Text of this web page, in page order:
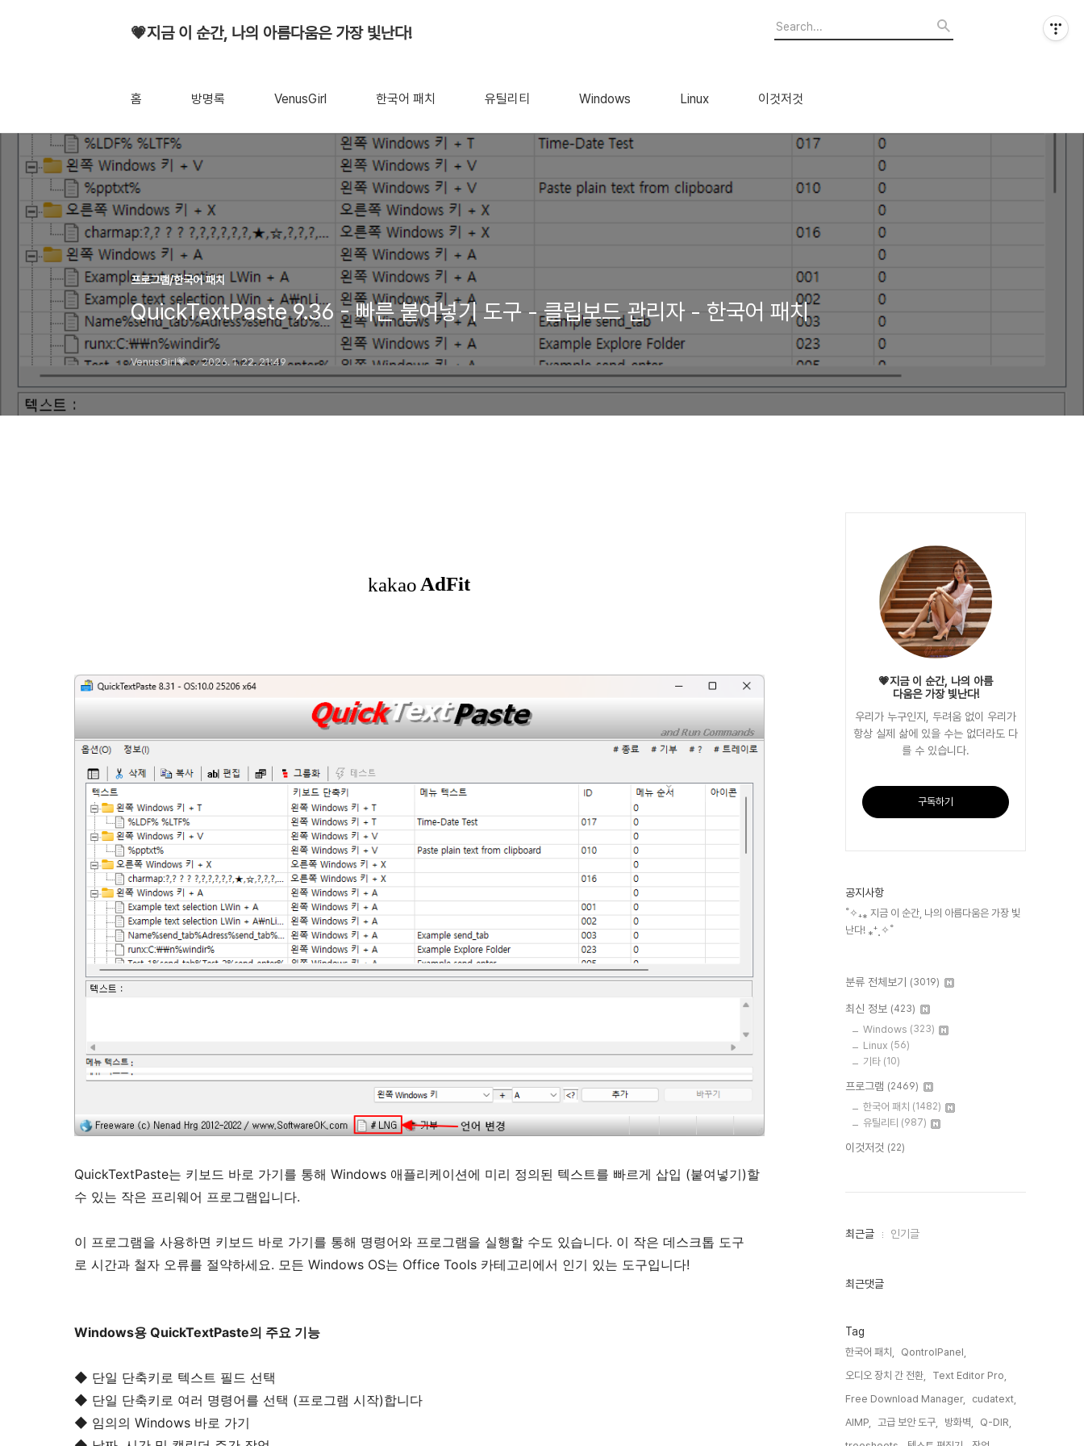
💗지금 이 순간, 나의 아름다움은 가장 빛난다!
홈 방명록 VenusGirl 한국어 패치 유틸리티 Windows Linux 이것저것
프로그램/한국어 패치
QuickTextPaste 9.36 - 빠른 붙여넣기 도구 - 클립보드 관리자 - 한국어 패치
VenusGirl💗 2026. 1. 22. 21:49
QuickTextPaste는 키보드 바로 가기를 통해 Windows 애플리케이션에 미리 정의된 텍스트를 빠르게 삽입 (붙여넣기)할
수 있는 작은 프리웨어 프로그램입니다.
이 프로그램을 사용하면 키보드 바로 가기를 통해 명령어와 프로그램을 실행할 수도 있습니다. 이 작은 데스크톱 도구
로 시간과 철자 오류를 절약하세요. 모든 Windows OS는 Office Tools 카테고리에서 인기 있는 도구입니다!
Windows용 QuickTextPaste의 주요 기능
◆ 단일 단축키로 텍스트 필드 선택
◆ 단일 단축키로 여러 명령어를 선택 (프로그램 시작)합니다
◆ 임의의 Windows 바로 가기
💗지금 이 순간, 나의 아름
다움은 가장 빛난다!
우리가 누구인지, 두려움 없이 우리가
항상 실제 삶에 있을 수는 없더라도 다
를 수 있습니다.
구독하기
공지사항
˚✧₊⁎ 지금 이 순간, 나의 아름다움은 가장 빛
난다! ⁎⁺˳✧˚
분류 전체보기 (3019)
최신 정보 (423)
Windows (323)
Linux (56)
기타 (10)
프로그램 (2469)
한국어 패치 (1482)
유틸리티 (987)
이것저것 (22)
최
인
최근글 인기글
최근댓글
Tag
한국어 패치,
QontrolPanel,
오디오 장치 간 전환,
Text Editor Pro,
Free Download Manager,
cudatext,
AIMP,
고급 보안 도구, 방화벽,
Q-DIR,